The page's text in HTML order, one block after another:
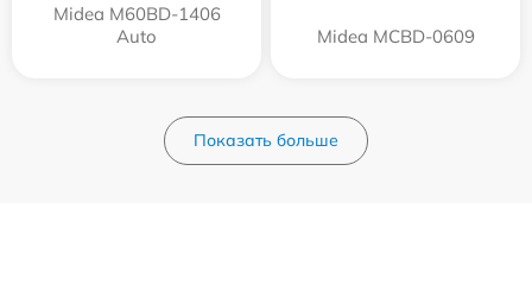
Midea M60BD-1406
Auto
Midea MCBD-0609
Показать больше